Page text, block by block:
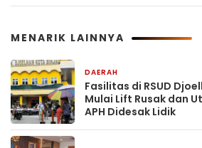
MENARIK LAINNYA
DAERAH
Fasilitas di RSUD
Mulai Lift Rusak dan
APH Didesak Lidik